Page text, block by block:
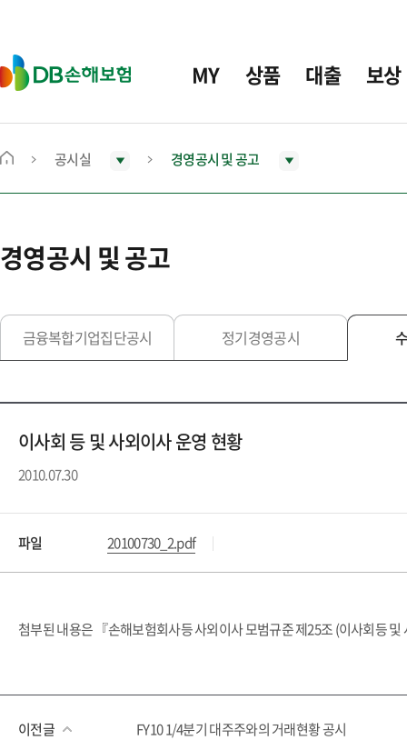
D
B
보
MY 상품 대출 보상
메
으
로
동
공시실 경영공시 및 공고
경영공시 및 공고
금융복합기업집단공시 정기경영공시
이사회 등 및 사외이사 운영 현황
2010.07.30
파일 20100730_2.pdf
첨부된 내용은 『손해보험회사등 사외이사 모범규준 제25조 (이사회등
이전글 FY10 1/4분기 대주주와의 거래현황 공시